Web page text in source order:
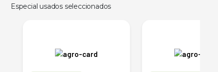
Especial usados seleccionados